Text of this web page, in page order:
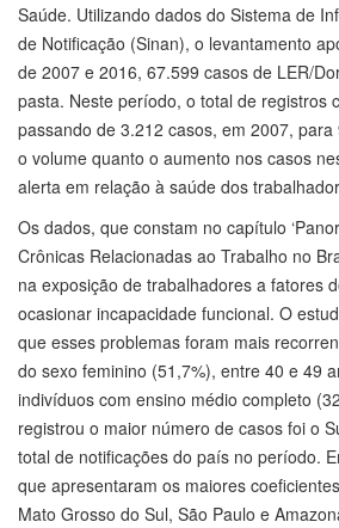
Saúde. Utilizando dados do Sistema de
de Notificação (Sinan), o levantamento
de 2007 e 2016, 67.599 casos de LER/
pasta. Neste período, o total de registros
passando de 3.212 casos, em 2007,
o volume quanto o aumento nos casos
alerta em relação à saúde dos
Os dados, que constam no capítulo
Crônicas Relacionadas ao Trabalho no
na exposição de trabalhadores a fatores
ocasionar incapacidade funcional. O
que esses problemas foram mais
do sexo feminino (51,7%), entre 40 e 49
indivíduos com ensino médio completo
registrou o maior número de casos foi o
total de notificações do país no período.
que apresentaram os maiores
Mato Grosso do Sul, São Paulo e